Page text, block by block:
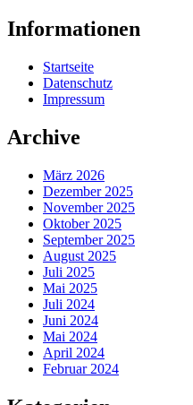
Informationen
Startseite
Datenschutz
Impressum
Archive
März 2026
Dezember 2025
November 2025
Oktober 2025
September 2025
August 2025
Juli 2025
Mai 2025
Juli 2024
Juni 2024
Mai 2024
April 2024
Februar 2024